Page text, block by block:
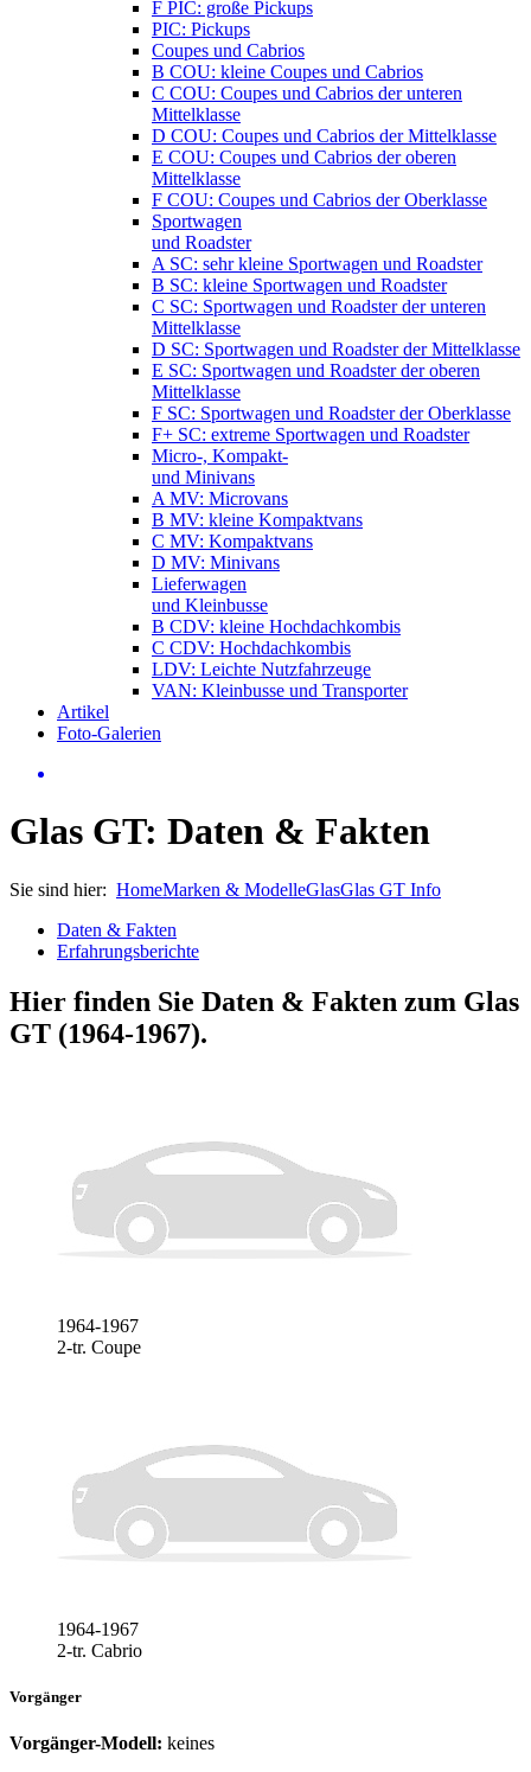
F PIC: große Pickups
PIC: Pickups
Coupes und Cabrios
B COU: kleine Coupes und Cabrios
C COU: Coupes und Cabrios der unteren
Mittelklasse
D COU: Coupes und Cabrios der Mittelklasse
E COU: Coupes und Cabrios der oberen
Mittelklasse
F COU: Coupes und Cabrios der Oberklasse
Sportwagen
und Roadster
A SC: sehr kleine Sportwagen und Roadster
B SC: kleine Sportwagen und Roadster
C SC: Sportwagen und Roadster der unteren
Mittelklasse
D SC: Sportwagen und Roadster der Mittelklasse
E SC: Sportwagen und Roadster der oberen
Mittelklasse
F SC: Sportwagen und Roadster der Oberklasse
F+ SC: extreme Sportwagen und Roadster
Micro-, Kompakt-
und Minivans
A MV: Microvans
B MV: kleine Kompaktvans
C MV: Kompaktvans
D MV: Minivans
Lieferwagen
und Kleinbusse
B CDV: kleine Hochdachkombis
C CDV: Hochdachkombis
LDV: Leichte Nutzfahrzeuge
VAN: Kleinbusse und Transporter
Artikel
Foto-Galerien
Glas GT: Daten & Fakten
Sie sind hier: HomeMarken & ModelleGlasGlas GT Info
Daten & Fakten
Erfahrungsberichte
Hier finden Sie Daten & Fakten zum Glas
GT (1964-1967).
1964-1967
2-tr. Coupe
1964-1967
2-tr. Cabrio
Vorgänger
Vorgänger-Modell: keines